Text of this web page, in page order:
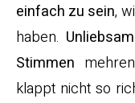
einfach zu sein,
haben.
Stimmen
klappt nicht so